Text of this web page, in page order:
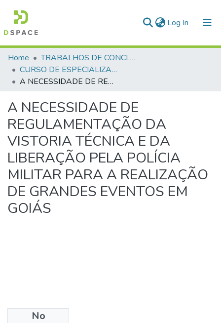
Log In (current)
Communities & Collections
All of DSpace
Home
TRABALHOS DE CONCLUSÃO DE CURSO - CEGESP (CURSO DE ESPECIALIZAÇÃO EM GERENCIAMENTO EM SEGURANÇA PÚBLICA)
CURSO DE ESPECIALIZAÇÃO EM GERENCIAMENTO EM SEGURANÇA PÚBLICA - CEGESP - 2024
A NECESSIDADE DE REGULAMENTAÇÃO DA VISTORIA TÉCNICA E DA LIBERAÇÃO PELA POLÍCIA MILITAR PARA A REALIZAÇÃO DE GRANDES EVENTOS EM GOIÁS
A NECESSIDADE DE
REGULAMENTAÇÃO DA
VISTORIA TÉCNICA E DA
LIBERAÇÃO PELA POLÍCIA
MILITAR PARA A REALIZAÇÃO
DE GRANDES EVENTOS EM
GOIÁS
No